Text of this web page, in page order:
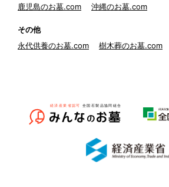
鹿児島のお墓.com
沖縄のお墓.com
その他
永代供養のお墓.com
樹木葬のお墓.com